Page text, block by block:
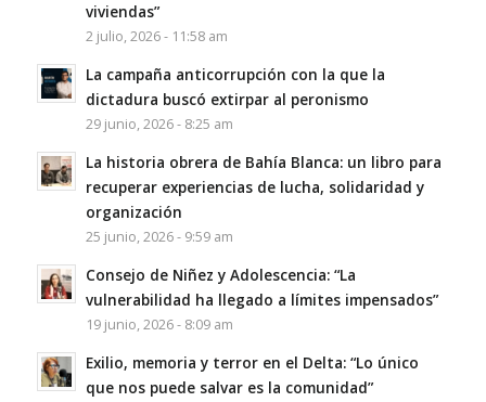
viviendas”
2 julio, 2026 - 11:58 am
La campaña anticorrupción con la que la
dictadura buscó extirpar al peronismo
29 junio, 2026 - 8:25 am
La historia obrera de Bahía Blanca: un libro para
recuperar experiencias de lucha, solidaridad y
organización
25 junio, 2026 - 9:59 am
Consejo de Niñez y Adolescencia: “La
vulnerabilidad ha llegado a límites impensados”
19 junio, 2026 - 8:09 am
Exilio, memoria y terror en el Delta: “Lo único
que nos puede salvar es la comunidad”